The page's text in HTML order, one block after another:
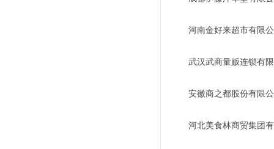
河南金好来超市有限
武汉武商量贩连锁有
安徽商之都股份有限
河北美食林商贸集团